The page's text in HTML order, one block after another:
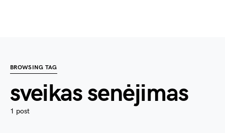
BROWSING TAG
sveikas senėjimas
1 post